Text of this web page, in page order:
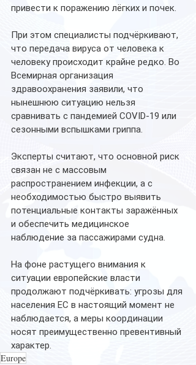
привести к поражению лёгких и почек.
При этом специалисты подчёркивают,
что передача вируса от человека к
человеку происходит крайне редко. Во
Всемирная организация
здравоохранения заявили, что
нынешнюю ситуацию нельзя
сравнивать с пандемией COVID-19 или
сезонными вспышками гриппа.
Эксперты считают, что основной риск
связан не с массовым
распространением инфекции, а с
необходимостью быстро выявить
потенциальные контакты заражённых
и обеспечить медицинское
наблюдение за пассажирами судна.
На фоне растущего внимания к
ситуации европейские власти
продолжают подчёркивать: угрозы для
населения ЕС в настоящий момент не
наблюдается, а меры координации
носят преимущественно превентивный
характер.
Europe